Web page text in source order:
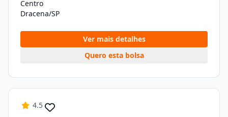
Centro
Dracena/SP
Ver mais detalhes
Quero esta bolsa
4.5